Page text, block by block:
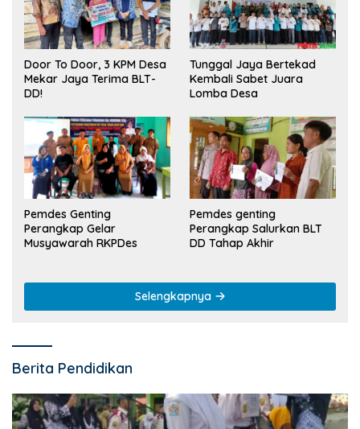
Door To Door, 3 KPM Desa
Mekar Jaya Terima BLT-
DD!
Tunggal Jaya Bertekad
Kembali Sabet Juara
Lomba Desa
Pemdes Genting
Perangkap Gelar
Musyawarah RKPDes
Pemdes genting
Perangkap Salurkan BLT
DD Tahap Akhir
Selengkapnya
Berita Pendidikan